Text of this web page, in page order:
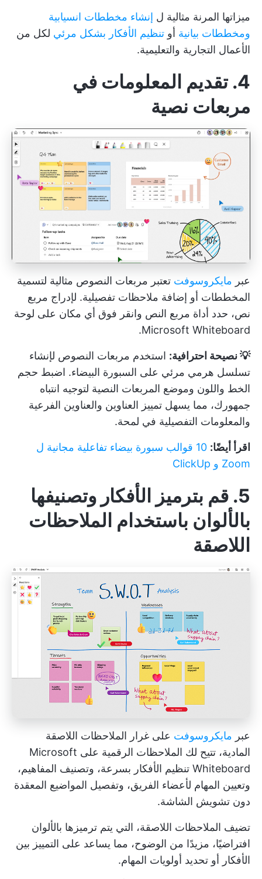
ميزاتها المرنة مثالية ل إنشاء مخططات انسيابية
ومخططات بيانية أو تنظيم الأفكار بشكل مرئي لكل من
الأعمال التجارية والتعليمية.
4. تقديم المعلومات في
مربعات نصية
عبر مايكروسوفت تعتبر مربعات النصوص مثالية لتسمية
المخططات أو إضافة ملاحظات تفصيلية. لإدراج مربع
نص، حدد أداة مربع النص وانقر فوق أي مكان على لوحة
Microsoft Whiteboard.
💡 نصيحة احترافية: استخدم مربعات النصوص لإنشاء
تسلسل هرمي مرئي على السبورة البيضاء. اضبط حجم
الخط واللون وموضع المربعات النصية لتوجيه انتباه
جمهورك، مما يسهل تمييز العناوين والعناوين الفرعية
والمعلومات التفصيلية في لمحة.
اقرأ أيضًا:
10 قوالب سبورة بيضاء تفاعلية مجانية ل
Zoom و ClickUp
5. قم بترميز الأفكار وتصنيفها
بالألوان باستخدام الملاحظات
اللاصقة
عبر مايكروسوفت على غرار الملاحظات اللاصقة
المادية، تتيح لك الملاحظات الرقمية على Microsoft
Whiteboard تنظيم الأفكار بسرعة، وتصنيف المفاهيم،
وتعيين المهام لأعضاء الفريق، وتفصيل المواضيع المعقدة
دون تشويش الشاشة.
تضيف الملاحظات اللاصقة، التي يتم ترميزها بالألوان
افتراضيًا، مزيدًا من الوضوح، مما يساعد على التمييز بين
الأفكار أو تحديد أولويات المهام.